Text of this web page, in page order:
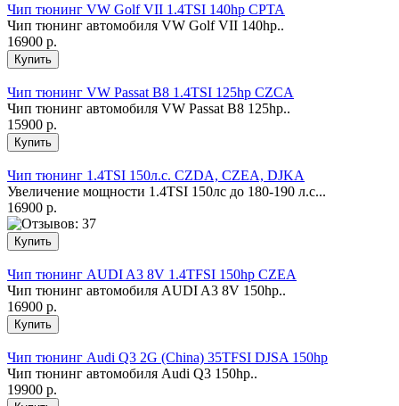
Чип тюнинг VW Golf VII 1.4TSI 140hp CPTA
Чип тюнинг автомобиля VW Golf VII 140hp..
16900 р.
Чип тюнинг VW Passat B8 1.4TSI 125hp CZCA
Чип тюнинг автомобиля VW Passat B8 125hp..
15900 р.
Чип тюнинг 1.4TSI 150л.с. CZDA, CZEA, DJKA
Увеличение мощности 1.4TSI 150лс до 180-190 л.с...
16900 р.
Чип тюнинг AUDI A3 8V 1.4TFSI 150hp CZEA
Чип тюнинг автомобиля AUDI A3 8V 150hp..
16900 р.
Чип тюнинг Audi Q3 2G (China) 35TFSI DJSA 150hp
Чип тюнинг автомобиля Audi Q3 150hp..
19900 р.